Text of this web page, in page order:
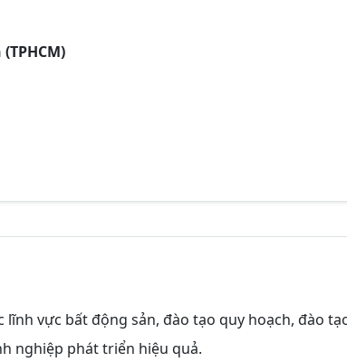
lĩnh vực bất động sản, đào tạo quy hoạch, đào
nghiệp phát triển hiệu quả.